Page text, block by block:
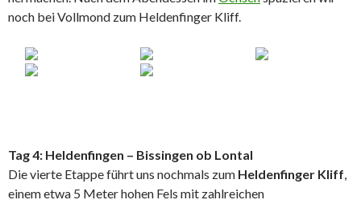
noch bei Vollmond zum Heldenfinger Kliff.
Tag 4: Heldenfingen – Bissingen ob Lontal
Die vierte Etappe führt uns nochmals zum Heldenfinger Kliff,
einem etwa 5 Meter hohen Fels mit zahlreichen